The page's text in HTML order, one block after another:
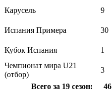
Карусель 9
Испания Примера 30
Кубок Испания 1
Чемпионат мира U21
(отбор)
3
Всего за 19 сезон:
46